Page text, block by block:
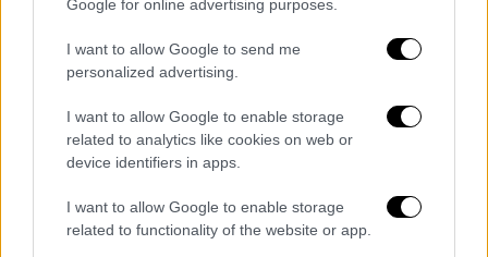
Google for online advertising purposes.
I want to allow Google to send me
personalized advertising.
I want to allow Google to enable storage
related to analytics like cookies on web or
device identifiers in apps.
I want to allow Google to enable storage
related to functionality of the website or app.
ποσοστό φτώχειας στην Ευρωπαϊκή Ένωση
είναι 8,2%, ενώ στην Τουρκία αγγίζει το
10,7%, τοποθετώντας τη χώρα στις
κοινωνική προστασία.
Οι πιο ευάλωτοι: γυναίκες και παιδιά
Η φτώχεια χτυπά περισσότερο τους πιο
ανυπεράσπιστους.